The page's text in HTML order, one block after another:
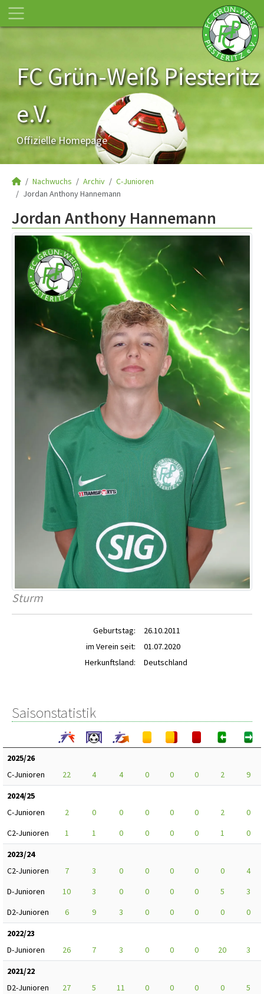
FC Grün-Weiß Piesteritz
e.V.
Offizielle Homepage
Nachwuchs Archiv
C-Junioren
Jordan Anthony Hannemann
Jordan Anthony Hannemann
Sturm
Geburtstag:
26.10.2011
im Verein seit:
01.07.2020
Herkunftsland:
Deutschland
Saisonstatistik
2025/26
C-Junioren
22 4 4 0 0 0 2
9
2024/25
C-Junioren
2 0 0 0 0 0 2
0
C2-Junioren
1 1 0 0 0 0 1
0
2023/24
C2-Junioren
7 3 0 0 0 0 0
4
D-Junioren
10 3 0 0 0 0 5
3
D2-Junioren
6 9 3 0 0 0 0
0
2022/23
D-Junioren
26 7 3 0 0 0 20
3
2021/22
D2-Junioren
27 5 11 0 0 0 0
5